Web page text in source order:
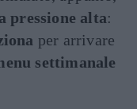
pressione alta:
per arrivare
settimanale